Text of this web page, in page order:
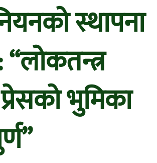
स्थापना
प्रेसको भुमिका